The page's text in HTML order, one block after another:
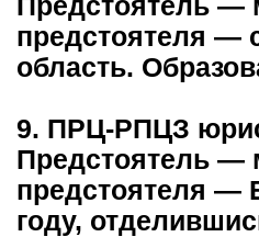
Предстоятель —
предстоятеля —
область.
9. ПРЦ-РПЦЗ
Предстоятель —
предстоятеля —
году,